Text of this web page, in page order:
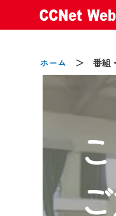
ホーム ＞ 番組
◆
◆